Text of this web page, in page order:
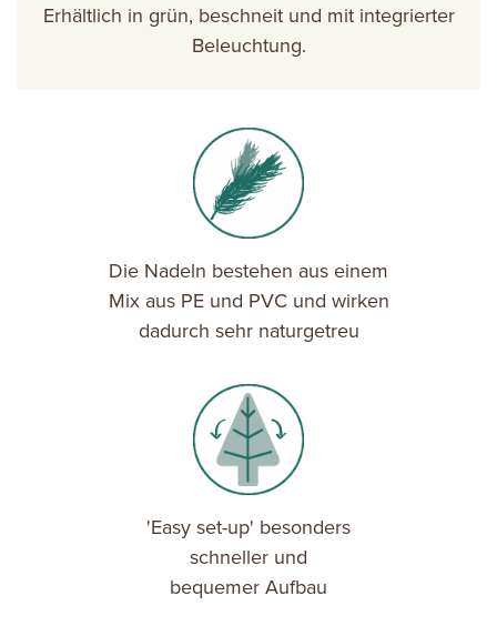
Erhältlich in grün, beschneit und mit integrierter
Beleuchtung.
Die Nadeln bestehen aus einem
Mix aus PE und PVC und wirken
dadurch sehr naturgetreu
'Easy set-up' besonders
schneller und
bequemer Aufbau